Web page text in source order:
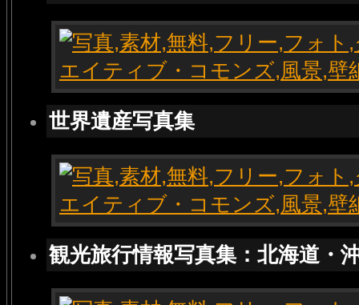
世界遺産写真集
観光旅行情報写真集：北海道・